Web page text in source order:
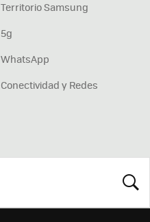
Territorio Samsung
5g
WhatsApp
Conectividad y Redes